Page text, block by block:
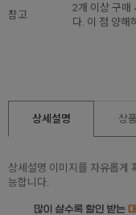
참고
2개 이상 구매
다. 이 점 양해
상세설명 상
상세설명 이미지를 자유롭게
능합니다.